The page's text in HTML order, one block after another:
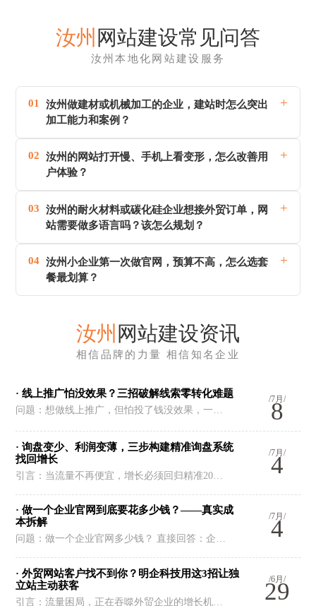
汝州 网站建设常见问答
汝州本地化网站建设服务
01
汝州做建材或机械加工的企业，建站时怎么突出
加工能力和案例？
+
02 汝州的网站打开慢、手机上看变形，怎么改善用
户体验？
+
03 汝州的耐火材料或碳化硅企业想接外贸订单，网
站需要做多语言吗？该怎么规划？
+
04 汝州小企业第一次做官网，预算不高，怎么选套
餐最划算？
+
汝州 网站建设资讯
相信品牌的力量 相信知名企业
/7月/
8
· 线上推广怕没效果？三招破解线索零转化难题
问题：想做线上推广，但怕投了钱没效果，一…
/7月/
4
· 询盘变少、利润变薄，三步构建精准询盘系统
找回增长
引言：当流量不再便宜，增长必须回归精准20…
/7月/
4
· 做一个企业官网到底要花多少钱？——真实成
本拆解
问题：做一个企业官网多少钱？ 直接回答：企…
/6月/
29
· 外贸网站客户找不到你？明企科技用这3招让独
立站主动获客
引言：流量困局，正在吞噬外贸企业的增长机…